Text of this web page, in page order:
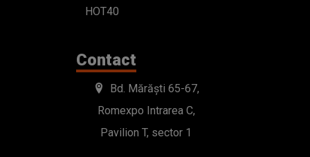
HOT40
Contact
Bd. Mărăști 65-67,
Romexpo Intrarea C,
Pavilion T, sector 1